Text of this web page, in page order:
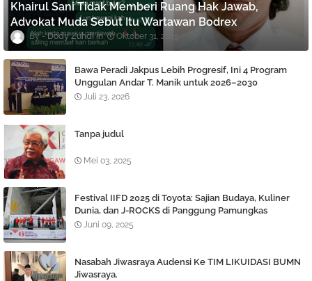
Khairul Sani Tidak Memberi Ruang Hak Jawab,
Advokat Muda Sebut Itu Wartawan Bodrex
Dody Zuhdi Oktober 31, 2025
Bawa Peradi Jakpus Lebih Progresif, Ini 4 Program
Unggulan Andar T. Manik untuk 2026–2030
Juli 23, 2026
Tanpa judul
Mei 03, 2025
Festival IIFD 2025 di Toyota: Sajian Budaya, Kuliner
Dunia, dan J-ROCKS di Panggung Pamungkas
Juni 09, 2025
Nasabah Jiwasraya Audensi Ke TIM LIKUIDASI BUMN
Jiwasraya.